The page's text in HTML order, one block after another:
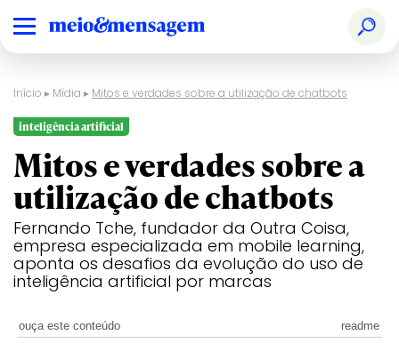
Início ▸ Mídia ▸ Mitos e verdades sobre a utilização de chatbots
inteligência artificial
Mitos e verdades sobre a
utilização de chatbots
Fernando Tche, fundador da Outra Coisa,
empresa especializada em mobile learning,
aponta os desafios da evolução do uso de
inteligência artificial por marcas
ouça este conteúdo readme